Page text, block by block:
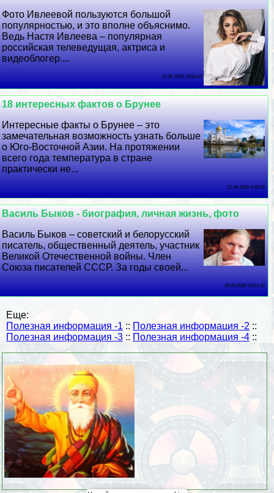
Фото Ивлеевой пользуются большой
популярностью, и это вполне объяснимо.
Ведь Настя Ивлеева – популярная
российская телеведущая, актриса и
видеоблогер....
22 06 2026 19:59:10
18 интересных фактов о Брунее
Интересные факты о Брунее – это
замечательная возможность узнать больше
о Юго-Восточной Азии. На протяжении
всего года температура в стране
пpaктически не...
21 06 2026 0:42:39
Василь Быков - биография, личная жизнь, фото
Василь Быков – советский и белорусский
писатель, общественный деятель, участник
Великой Отечественной войны. Члeн
Союза писателей СССР. За годы своей...
20 06 2026 15:51:42
Еще:
Полезная информация -1 :: Полезная информация -2 ::
Полезная информация -3 :: Полезная информация -4 ::